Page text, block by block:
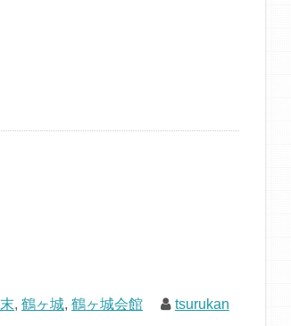
,鶴ヶ城,鶴ヶ城会館 tsurukan